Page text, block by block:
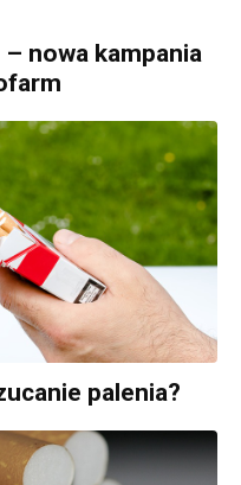
– nowa kampania
palenia?